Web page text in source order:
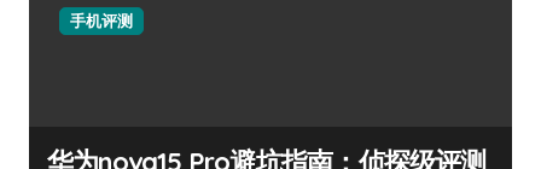
手机评测
华为nova15 Pro避坑指南：侦探级评测